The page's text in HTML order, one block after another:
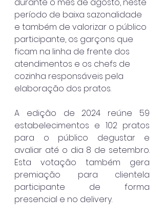
período de baixa sazonalidade
e também de valorizar o público
participante, os garçons que
ficam na linha de frente dos
atendimentos e os chefs de
cozinha responsáveis pela
elaboração dos pratos.
A edição de 2024 reúne 59
estabelecimentos e 102 pratos
para o público degustar e
avaliar até o dia 8 de setembro.
Esta votação também gera
premiação para clientela
participante de forma
presencial e no delivery.